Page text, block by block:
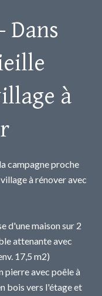
Dans
à
campagne proche
à rénover avec
d'une maison sur 2
attenante avec
17,5 m2)
pierre avec poêle à
bois vers l'étage et